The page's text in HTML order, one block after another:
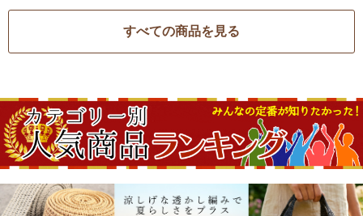
すべての商品を見る